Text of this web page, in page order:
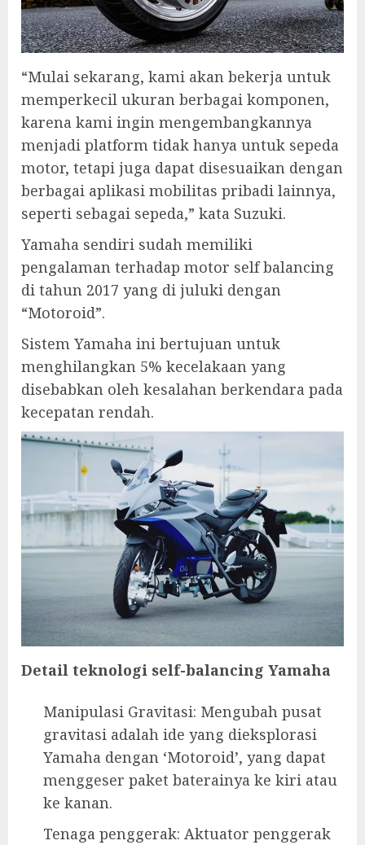
“Mulai sekarang, kami akan bekerja untuk
memperkecil ukuran berbagai komponen,
karena kami ingin mengembangkannya
menjadi platform tidak hanya untuk sepeda
motor, tetapi juga dapat disesuaikan dengan
berbagai aplikasi mobilitas pribadi lainnya,
seperti sebagai sepeda,” kata Suzuki.
Yamaha sendiri sudah memiliki
pengalaman terhadap motor self balancing
di tahun 2017 yang di juluki dengan
“Motoroid”.
Sistem Yamaha ini bertujuan untuk
menghilangkan 5% kecelakaan yang
disebabkan oleh kesalahan berkendara pada
kecepatan rendah.
Detail teknologi self-balancing Yamaha
Manipulasi Gravitasi: Mengubah pusat
gravitasi adalah ide yang dieksplorasi
Yamaha dengan ‘Motoroid’, yang dapat
menggeser paket baterainya ke kiri atau
ke kanan.
Tenaga penggerak: Aktuator penggerak